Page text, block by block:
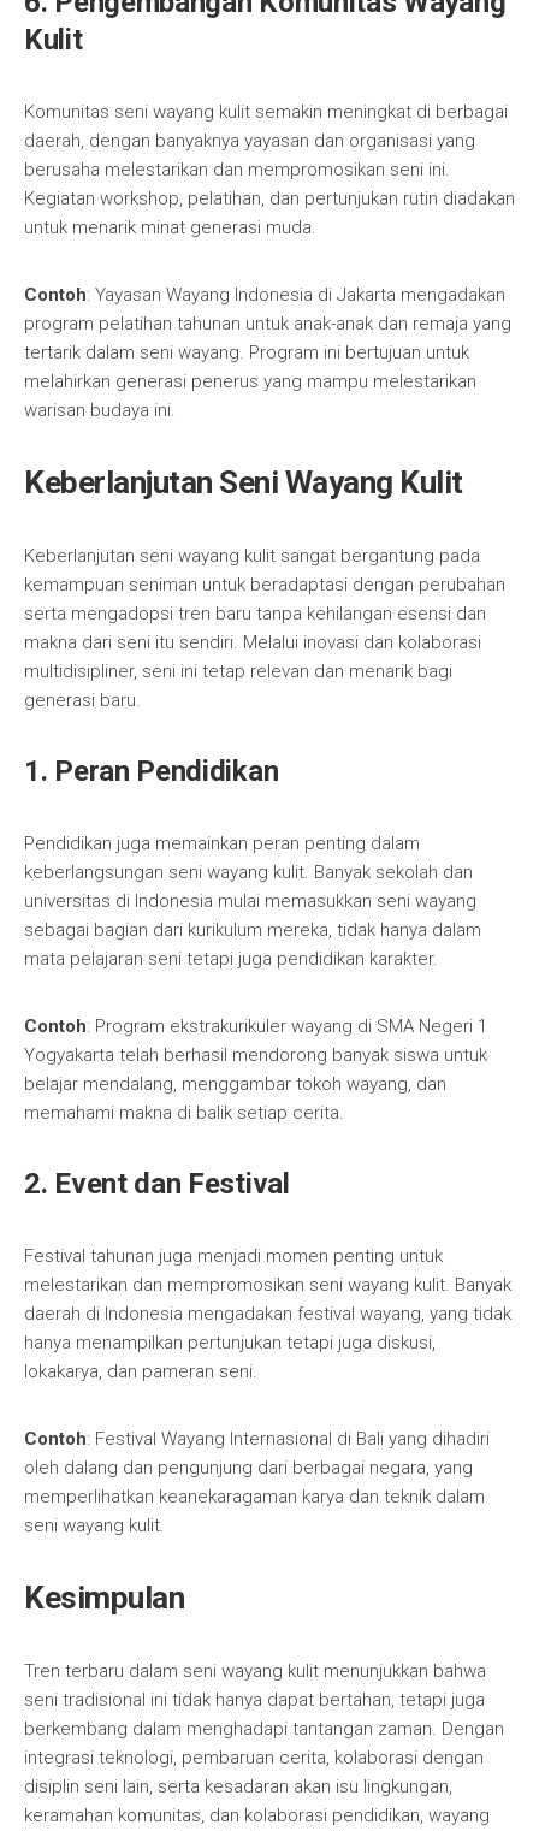
Kulit
Komunitas seni wayang kulit semakin meningkat di berbagai
daerah, dengan banyaknya yayasan dan organisasi yang
berusaha melestarikan dan mempromosikan seni ini.
Kegiatan workshop, pelatihan, dan pertunjukan rutin diadakan
untuk menarik minat generasi muda.
Contoh: Yayasan Wayang Indonesia di Jakarta mengadakan
program pelatihan tahunan untuk anak-anak dan remaja yang
tertarik dalam seni wayang. Program ini bertujuan untuk
melahirkan generasi penerus yang mampu melestarikan
warisan budaya ini.
Keberlanjutan Seni Wayang Kulit
Keberlanjutan seni wayang kulit sangat bergantung pada
kemampuan seniman untuk beradaptasi dengan perubahan
serta mengadopsi tren baru tanpa kehilangan esensi dan
makna dari seni itu sendiri. Melalui inovasi dan kolaborasi
multidisipliner, seni ini tetap relevan dan menarik bagi
generasi baru.
1. Peran Pendidikan
Pendidikan juga memainkan peran penting dalam
keberlangsungan seni wayang kulit. Banyak sekolah dan
universitas di Indonesia mulai memasukkan seni wayang
sebagai bagian dari kurikulum mereka, tidak hanya dalam
mata pelajaran seni tetapi juga pendidikan karakter.
Contoh: Program ekstrakurikuler wayang di SMA Negeri 1
Yogyakarta telah berhasil mendorong banyak siswa untuk
belajar mendalang, menggambar tokoh wayang, dan
memahami makna di balik setiap cerita.
2. Event dan Festival
Festival tahunan juga menjadi momen penting untuk
melestarikan dan mempromosikan seni wayang kulit. Banyak
daerah di Indonesia mengadakan festival wayang, yang tidak
hanya menampilkan pertunjukan tetapi juga diskusi,
lokakarya, dan pameran seni.
Contoh: Festival Wayang Internasional di Bali yang dihadiri
oleh dalang dan pengunjung dari berbagai negara, yang
memperlihatkan keanekaragaman karya dan teknik dalam
seni wayang kulit.
Kesimpulan
Tren terbaru dalam seni wayang kulit menunjukkan bahwa
seni tradisional ini tidak hanya dapat bertahan, tetapi juga
berkembang dalam menghadapi tantangan zaman. Dengan
integrasi teknologi, pembaruan cerita, kolaborasi dengan
disiplin seni lain, serta kesadaran akan isu lingkungan,
keramahan komunitas, dan kolaborasi pendidikan, wayang